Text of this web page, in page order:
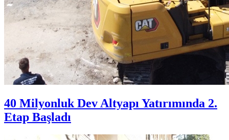
40 Milyonluk Dev Altyapı Yatırımında 2.
Etap Başladı